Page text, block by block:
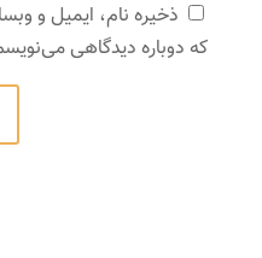
ذخیره نام، ایمیل و
که دوباره دیدگاهی